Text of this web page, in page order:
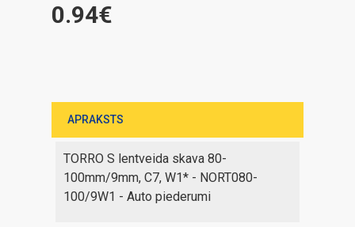
0.94€
APRAKSTS
TORRO S lentveida skava 80-
100mm/9mm, C7, W1* - NORT080-
100/9W1 - Auto piederumi